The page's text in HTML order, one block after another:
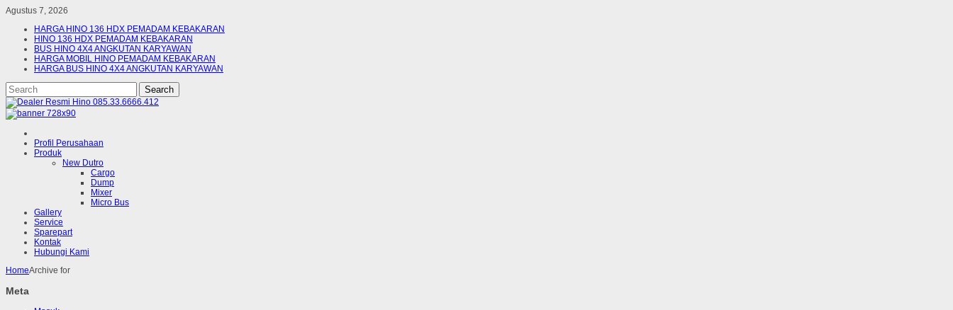
Agustus 7, 2026
HARGA HINO 136 HDX PEMADAM KEBAKARAN
HINO 136 HDX PEMADAM KEBAKARAN
BUS HINO 4X4 ANGKUTAN KARYAWAN
HARGA MOBIL HINO PEMADAM KEBAKARAN
HARGA BUS HINO 4X4 ANGKUTAN KARYAWAN
Profil Perusahaan
Produk
New Dutro
Cargo
Dump
Mixer
Micro Bus
Gallery
Service
Sparepart
Kontak
Hubungi Kami
HomeArchive for
Meta